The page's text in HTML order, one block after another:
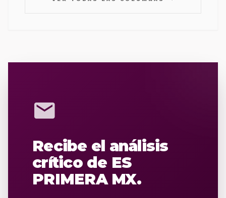
mail
Recibe el análisis
crítico de ES
PRIMERA MX.